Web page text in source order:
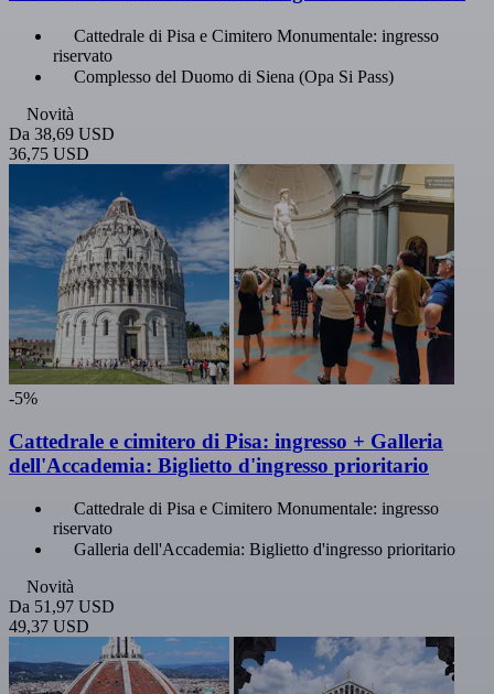
Cattedrale di Pisa e Cimitero Monumentale: ingresso
riservato
Complesso del Duomo di Siena (Opa Si Pass)
Novità
Da 38,69 USD
36,75 USD
-5%
Cattedrale e cimitero di Pisa: ingresso + Galleria
dell'Accademia: Biglietto d'ingresso prioritario
Cattedrale di Pisa e Cimitero Monumentale: ingresso
riservato
Galleria dell'Accademia: Biglietto d'ingresso prioritario
Novità
Da 51,97 USD
49,37 USD